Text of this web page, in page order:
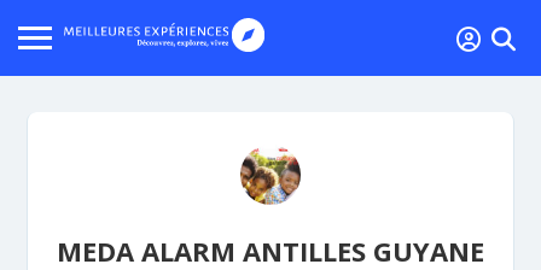
MEDA ALARM ANTILLES GUYANE